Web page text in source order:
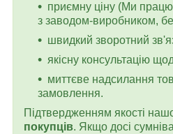
приємну ціну (Ми
з заводом-виробником,
швидкий зворотний
якісну консультацію
миттєве надсилання
замовлення.
Підтвердженням якості
покупців. Якщо досі